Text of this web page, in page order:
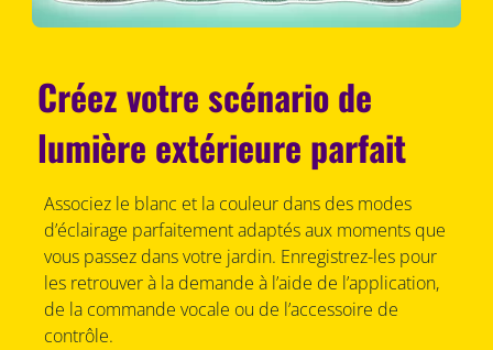
Créez votre scénario de
lumière extérieure parfait
Associez le blanc et la couleur dans des modes
d’éclairage parfaitement adaptés aux moments que
vous passez dans votre jardin. Enregistrez-les pour
les retrouver à la demande à l’aide de l’application,
de la commande vocale ou de l’accessoire de
contrôle.